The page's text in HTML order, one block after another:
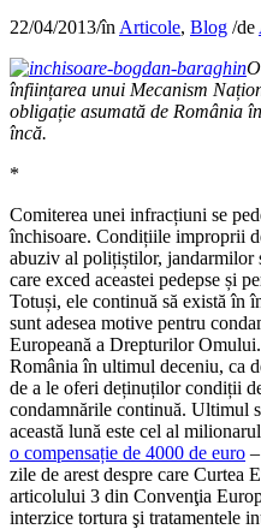
22/04/2013/în Articole, Blog /de
înființarea unui Mecanism Na
obligație asumată de România
încă.
*
Comiterea unei infracțiuni se
închisoare. Condițiile improprii
abuziv al polițiștilor, jandarmilor
care exced aceastei pedepse și
Totuși, ele continuă să există în
sunt adesea motive pentru
Europeană a Drepturilor
România în ultimul deceniu, ca
de a le oferi deținuților condiții
condamnările continuă. Ultimul
această lună este cel al
o compensație de 4000 de euro
zile de arest despre care Curtea
articolului 3 din Convenţia
interzice tortura şi tratamentele